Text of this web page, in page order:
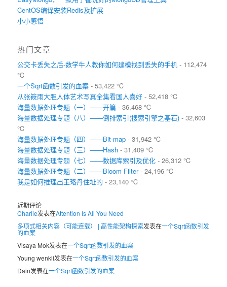
CentOS编译安装Redis及扩展
小小感悟
热门文章
公交卡丢失之后-数学牛人教你如何建模找到丢失的手机 - 112,474
℃
一个Sqrt函数引发的血案 - 53,422 ℃
从张筱雨大胆人体艺术写真全集看国人喜好 - 52,418 ℃
海量数据处理专题（一）——开篇 - 36,468 ℃
海量数据处理专题（八）——倒排索引(搜索引擎之基石) - 32,603
℃
海量数据处理专题（四）——Bit-map - 31,942 ℃
海量数据处理专题（三）——Hash - 31,409 ℃
海量数据处理专题（七）——数据库索引及优化 - 26,312 ℃
海量数据处理专题（二）——Bloom Filter- 24,196 ℃
我是如何推理出王珞丹住址的 - 23,140 ℃
近期评论
Charlie发表在Attention Is All You Need
多项式相关内容（可能连载） | 高性能架构探索发表在一个Sqrt函数引发
的血案
Visaya Mok发表在一个Sqrt函数引发的血案
Young wenkii发表在一个Sqrt函数引发的血案
Dain发表在一个Sqrt函数引发的血案